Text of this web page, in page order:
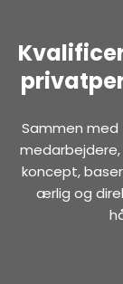
Sammen
koncept,
ærlig og